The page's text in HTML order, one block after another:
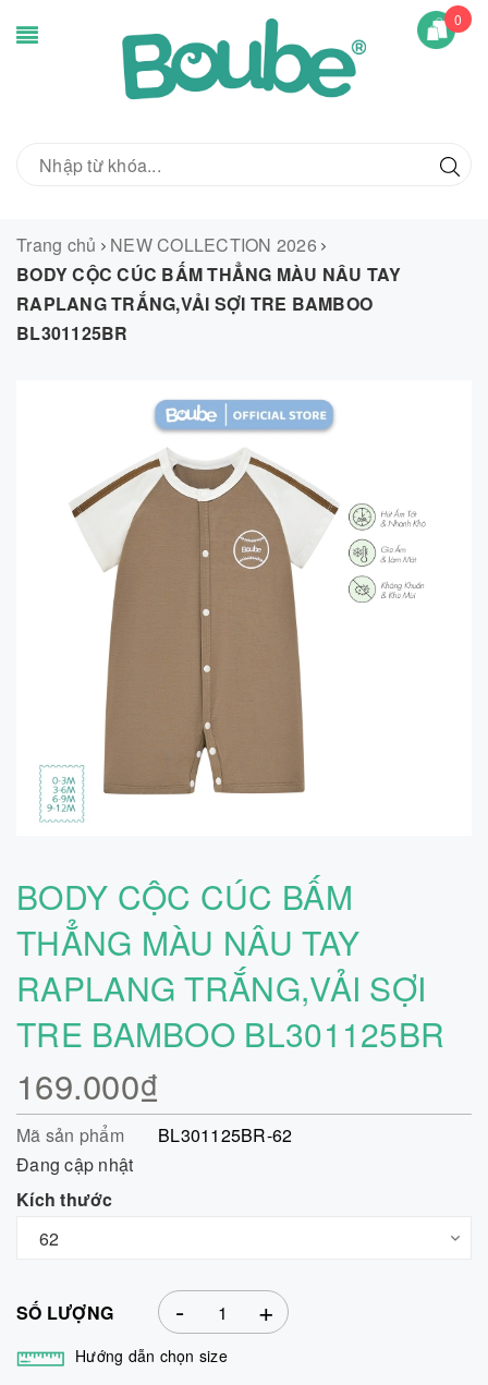
0
Trang chủ
NEW COLLECTION 2026
BODY CỘC CÚC BẤM THẲNG MÀU NÂU TAY
RAPLANG TRẮNG,VẢI SỢI TRE BAMBOO
BL301125BR
BODY CỘC CÚC BẤM
THẲNG MÀU NÂU TAY
RAPLANG TRẮNG,VẢI SỢI
TRE BAMBOO BL301125BR
169.000₫
Mã sản phẩm
BL301125BR-62
Đang cập nhật
Kích thước
SỐ LƯỢNG +
-
Hướng dẫn chọn size